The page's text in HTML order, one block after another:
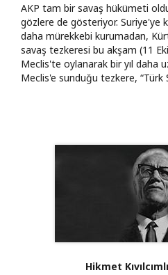
AKP tam bir savaş hükümeti
gözlere de gösteriyor. Suriye'ye
daha mürekkebi kurumadan,
savaş tezkeresi bu akşam (11
Meclis'te oylanarak bir yıl daha
Meclis'e sunduğu tezkere, “Türk
Hikmet